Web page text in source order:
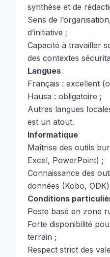
synthèse et de
Sens de
d’initiative ;
Capacité à travailler
des contextes
Langues
Français : excellent
Hausa : obligatoire ;
Autres langues
est un atout.
Informatique
Maîtrise des outils
Excel, PowerPoint) ;
Connaissance des
données (Kobo,
Conditions
Poste basé en zone
Forte disponibilité
terrain ;
Respect strict des